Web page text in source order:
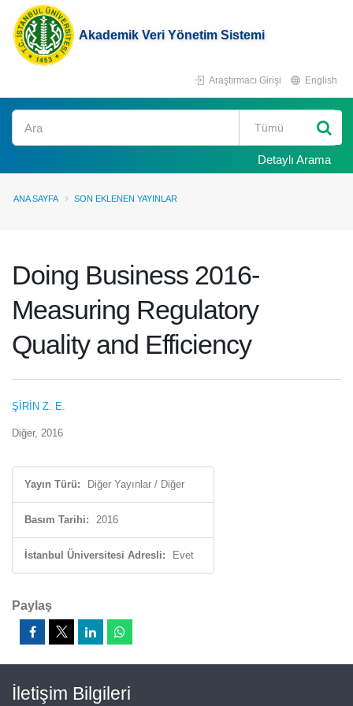
Akademik Veri Yönetim Sistemi
Araştırmacı Girişi English
Ara
Detaylı Arama
ANA SAYFA SON EKLENEN YAYINLAR
Doing Business 2016-
Measuring Regulatory
Quality and Efficiency
ŞİRİN Z. E.
Diğer, 2016
Yayın Türü: Diğer Yayınlar / Diğer
Basım Tarihi: 2016
İstanbul Üniversitesi Adresli: Evet
Paylaş
İletişim Bilgileri